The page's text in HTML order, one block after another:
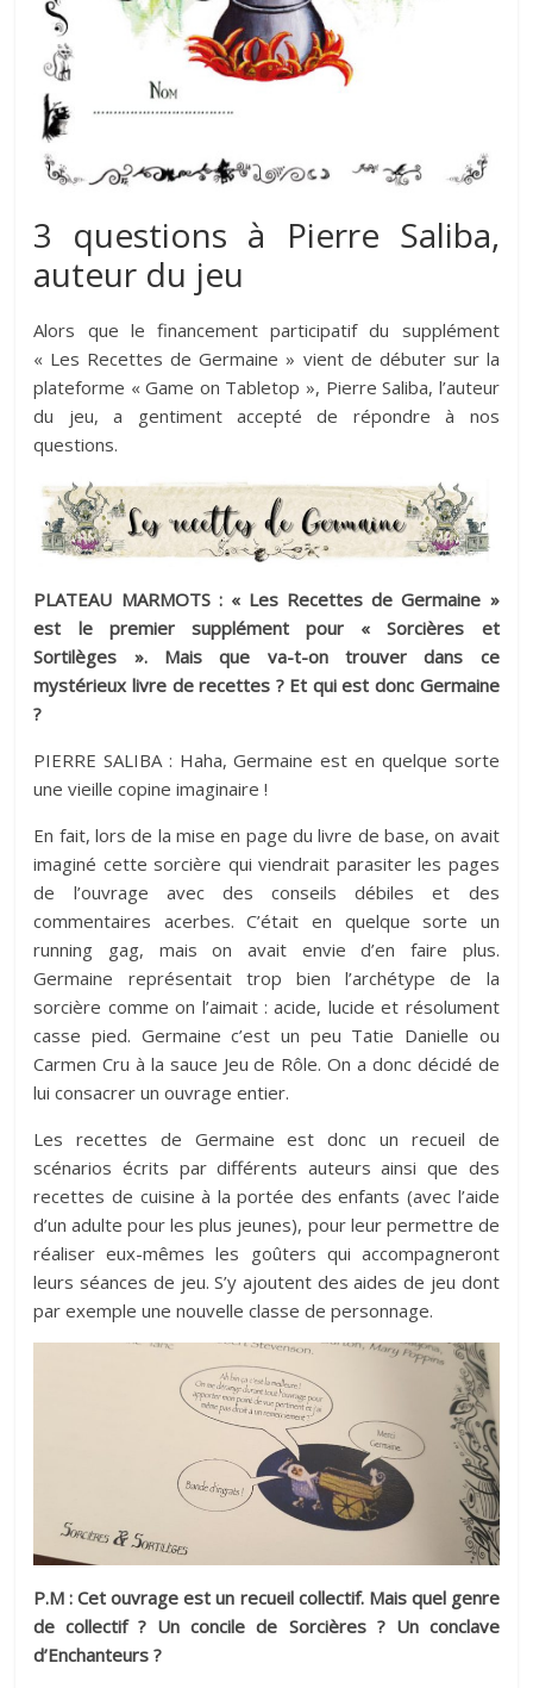
3 questions à Pierre Saliba,
auteur du jeu
Alors que le financement participatif du supplément
« Les Recettes de Germaine » vient de débuter sur la
plateforme « Game on Tabletop », Pierre Saliba, l’auteur
du jeu, a gentiment accepté de répondre à nos
questions.
PLATEAU MARMOTS : « Les Recettes de Germaine »
est le premier supplément pour « Sorcières et
Sortilèges ». Mais que va-t-on trouver dans ce
mystérieux livre de recettes ? Et qui est donc Germaine
?
PIERRE SALIBA : Haha, Germaine est en quelque sorte
une vieille copine imaginaire !
En fait, lors de la mise en page du livre de base, on avait
imaginé cette sorcière qui viendrait parasiter les pages
de l’ouvrage avec des conseils débiles et des
commentaires acerbes. C’était en quelque sorte un
running gag, mais on avait envie d’en faire plus.
Germaine représentait trop bien l’archétype de la
sorcière comme on l’aimait : acide, lucide et résolument
casse pied. Germaine c’est un peu Tatie Danielle ou
Carmen Cru à la sauce Jeu de Rôle. On a donc décidé de
lui consacrer un ouvrage entier.
Les recettes de Germaine est donc un recueil de
scénarios écrits par différents auteurs ainsi que des
recettes de cuisine à la portée des enfants (avec l’aide
d’un adulte pour les plus jeunes), pour leur permettre de
réaliser eux-mêmes les goûters qui accompagneront
leurs séances de jeu. S’y ajoutent des aides de jeu dont
par exemple une nouvelle classe de personnage.
P.M : Cet ouvrage est un recueil collectif. Mais quel genre
de collectif ? Un concile de Sorcières ? Un conclave
d’Enchanteurs ?